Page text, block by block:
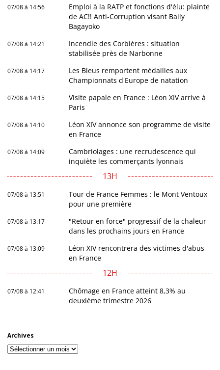
07/08 à 14:56
Emploi à la RATP et fonctions d'élu: plainte
de AC!! Anti-Corruption visant Bally
Bagayoko
07/08 à 14:21
Incendie des Corbières : situation
stabilisée près de Narbonne
07/08 à 14:17
Les Bleus remportent médailles aux
Championnats d'Europe de natation
07/08 à 14:15
Visite papale en France : Léon XIV arrive à
Paris
07/08 à 14:10
Léon XIV annonce son programme de visite
en France
07/08 à 14:09
Cambriolages : une recrudescence qui
inquiète les commerçants lyonnais
13H
07/08 à 13:51
Tour de France Femmes : le Mont Ventoux
pour une première
07/08 à 13:17
"Retour en force" progressif de la chaleur
dans les prochains jours en France
07/08 à 13:09
Léon XIV rencontrera des victimes d'abus
en France
12H
07/08 à 12:41
Chômage en France atteint 8,3% au
deuxième trimestre 2026
Archives
Archives